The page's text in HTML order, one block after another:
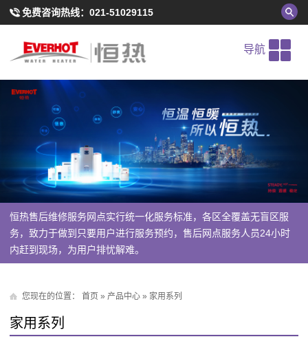
免费咨询热线： 021-51029115
导航
恒热售后维修服务网点实行统一化服务标准，各区全覆盖无盲区服
务，致力于做到只要用户进行服务预约，售后网点服务人员24小时
内赶到现场，为用户排忧解难。
您现在的位置： 首页 » 产品中心 » 家用系列
家用系列